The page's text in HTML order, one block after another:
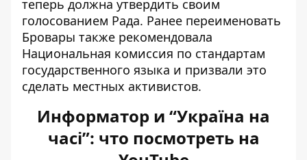
теперь должна утвердить своим
голосованием Рада. Ранее переименовать
Бровары также рекомендовала
Национальная комиссия по стандартам
государственного языка и призвали это
сделать местных активистов.
Информатор и “Україна на
часі”: что посмотреть на